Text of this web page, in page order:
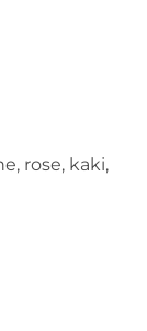
rose, kaki,